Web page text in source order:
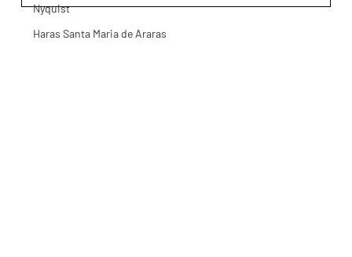
Nyquist
Haras Santa Maria de Araras